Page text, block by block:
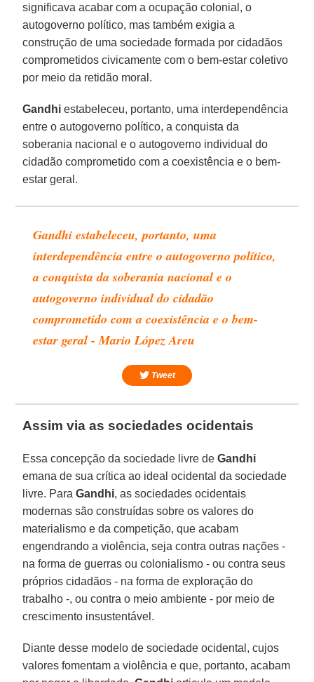
significava acabar com a ocupação colonial, o
autogoverno político, mas também exigia a
construção de uma sociedade formada por cidadãos
comprometidos civicamente com o bem-estar coletivo
por meio da retidão moral.
Gandhi estabeleceu, portanto, uma interdependência
entre o autogoverno político, a conquista da
soberania nacional e o autogoverno individual do
cidadão comprometido com a coexistência e o bem-
estar geral.
Gandhi estabeleceu, portanto, uma
interdependência entre o autogoverno político,
a conquista da soberania nacional e o
autogoverno individual do cidadão
comprometido com a coexistência e o bem-
estar geral - Mario López Areu
Tweet
Assim via as sociedades ocidentais
Essa concepção da sociedade livre deGandhi
emana de sua crítica ao ideal ocidental da sociedade
livre. ParaGandhi, as sociedades ocidentais
modernas são construídas sobre os valores do
materialismo e da competição, que acabam
engendrando a violência, seja contra outras nações -
na forma de guerras ou colonialismo - ou contra seus
próprios cidadãos - na forma de exploração do
trabalho -, ou contra o meio ambiente - por meio de
crescimento insustentável.
Diante desse modelo de sociedade ocidental, cujos
valores fomentam a violência e que, portanto, acabam